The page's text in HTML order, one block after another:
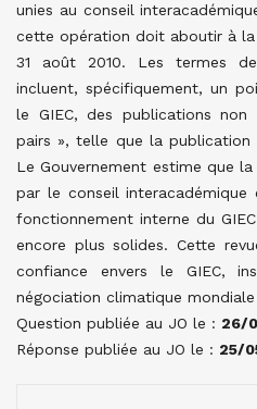
unies au conseil
cette opération doit aboutir à la
31 août 2010. Les termes
incluent, spécifiquement, un
le GIEC, des publications
pairs », telle que la publication
Le Gouvernement estime que
par le conseil
fonctionnement interne du
encore plus solides. Cette
confiance envers le GIEC,
négociation climatique mondiale
Question publiée au JO le : 26/
Réponse publiée au JO le : 25/